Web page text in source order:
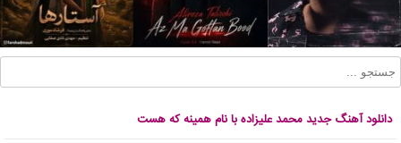
دانلود آهنگ جدید محمد علیزاده با نام همینه که هست